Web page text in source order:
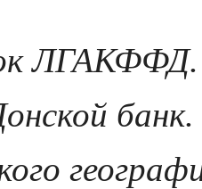
ЛГАКФФД.
банк.